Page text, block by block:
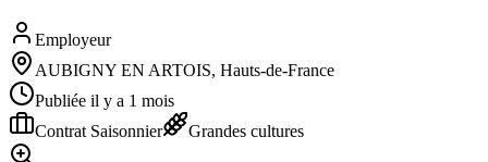
Employeur
AUBIGNY EN ARTOIS, Hauts-de-France
Publiée il y a 1 mois
Contrat Saisonnier
Grandes cultures